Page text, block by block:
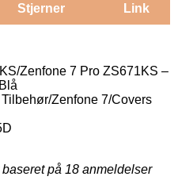
Stjerner Link
Zenfone 7 Pro ZS671KS –
Zenfone 7/Covers
på 18 anmeldelser